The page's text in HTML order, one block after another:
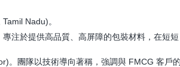
Nadu)。
注於提供高品質、高屏障的包裝材料，在短
。團隊以技術導向著稱，強調與 FMCG 客戶的